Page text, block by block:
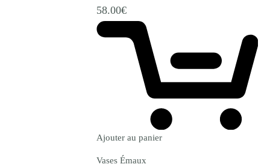
58.00€
Ajouter au panier
Vases Émaux